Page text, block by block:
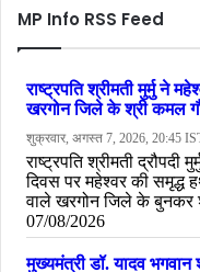
MP Info RSS Feed